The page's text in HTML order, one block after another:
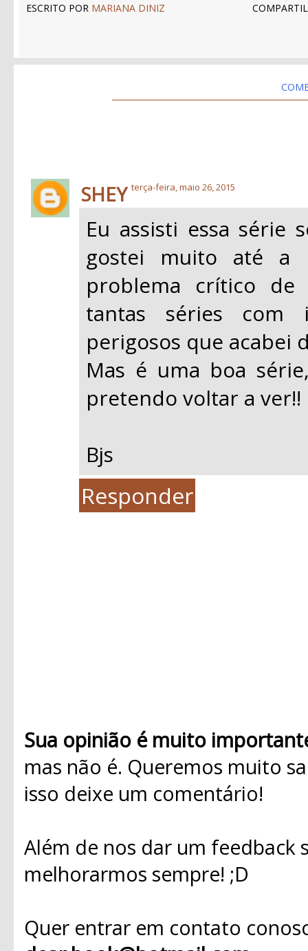
ESCRITO POR MARIANA DINIZ
SHEY terça-feira, maio 26, 2015
Eu assisti essa série
gostei muito até a
problema crítico
tantas séries com
perigosos que acabei
Mas é uma boa
pretendo voltar a ver!!
Bjs
Responder
Sua opinião é muito
mas não é. Queremos muito
isso deixe um comentário!
Além de nos dar um
melhorarmos sempre! ;D
Quer entrar em contato